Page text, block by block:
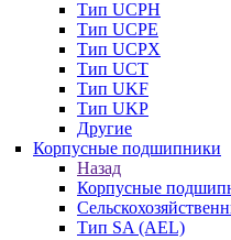
Тип UCPH
Тип UCPE
Тип UCPX
Тип UCT
Тип UKF
Тип UKP
Другие
Корпусные подшипники
Назад
Корпусные
Тип SA (AEL)